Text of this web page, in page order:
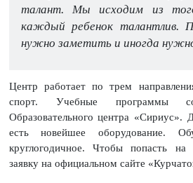
талант. Мы исходим из
каждый ребенок талантлив.
нужно заметить и иногда
Центр работает по трем
спорт. Учебные программы
Образовательного центра «Сириус».
есть новейшее оборудование.
круглогодичное. Чтобы попасть
заявку на официальном сайте